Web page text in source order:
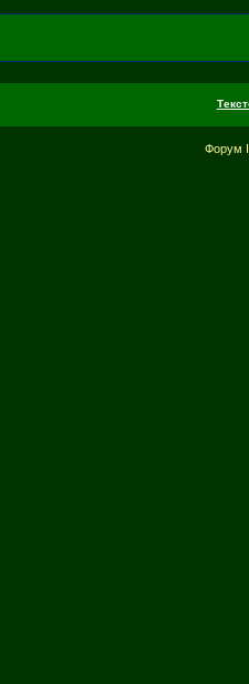
Форум